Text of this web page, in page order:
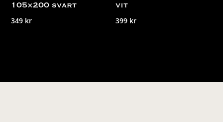
105×200 svart
349 kr
vit
399 kr